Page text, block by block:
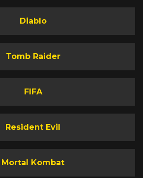
Diablo
Tomb Raider
FIFA
Resident Evil
Mortal Kombat